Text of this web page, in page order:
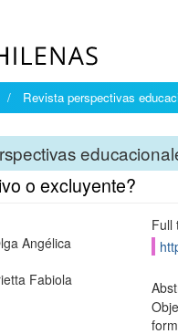
Revista perspectivas
o excluyente?
Angélica
Fabiola
Full